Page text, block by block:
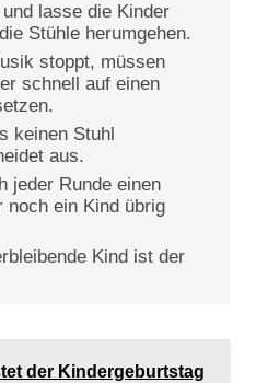
lasse die Kinder
Stühle herumgehen.
stoppt, müssen
schnell auf einen
keinen Stuhl
aus.
jeder Runde einen
noch ein Kind übrig
Kind ist der
der Kindergeburtstag